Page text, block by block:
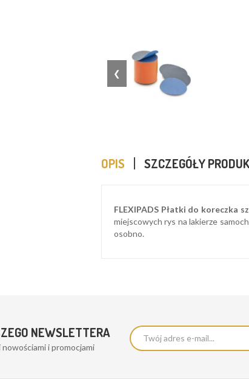
❮
OPIS SZCZEGÓŁY
FLEXIPADS Płatki do koreczka
miejscowych rys na lakierze
osobno.
NEWSLETTERA
nowościami i promocjami